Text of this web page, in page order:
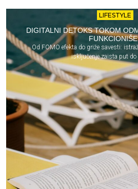
LIFESTYLE
DIGITALNI DETOKS TOKOM
Od FOMO efekta do griže savesti:
isključenje zaista put do